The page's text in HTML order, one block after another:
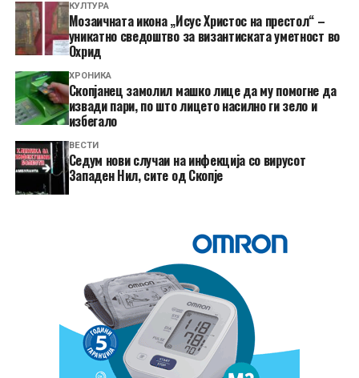
КУЛТУРА
Мозаичната икона „Исус Христос на престол“ –
уникатно сведоштво за византиската уметност во
Охрид
ХРОНИКА
Скопјанец замолил машко лице да му помогне да
извади пари, по што лицето насилно ги зело и
избегало
ВЕСТИ
Седум нови случаи на инфекција со вирусот
Западен Нил, сите од Скопје